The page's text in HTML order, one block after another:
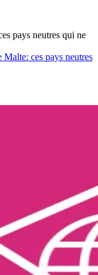
pays neutres qui ne
ces pays neutres